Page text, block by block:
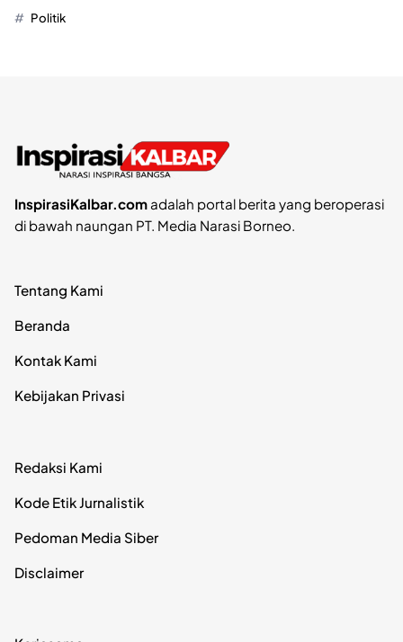
Politik
InspirasiKalbar.comadalah portal berita yang beroperasi
di bawah naungan PT. Media Narasi Borneo.
Tentang Kami
Beranda
Kontak Kami
Kebijakan Privasi
Redaksi Kami
Kode Etik Jurnalistik
Pedoman Media Siber
Disclaimer